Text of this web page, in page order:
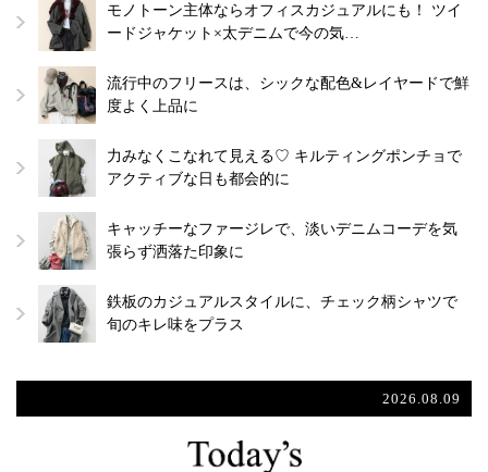
モノトーン主体ならオフィスカジュアルにも！ ツイ
ードジャケット×太デニムで今の気…
流行中のフリースは、シックな配色&レイヤードで鮮
度よく上品に
力みなくこなれて見える♡ キルティングポンチョで
アクティブな日も都会的に
キャッチーなファージレで、淡いデニムコーデを気
張らず洒落た印象に
鉄板のカジュアルスタイルに、チェック柄シャツで
旬のキレ味をプラス
2026.08.09